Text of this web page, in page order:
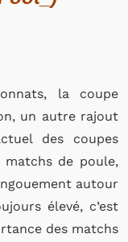
la coupe
un autre rajout
des coupes
matchs de poule,
autour
élevé, c’est
des matchs